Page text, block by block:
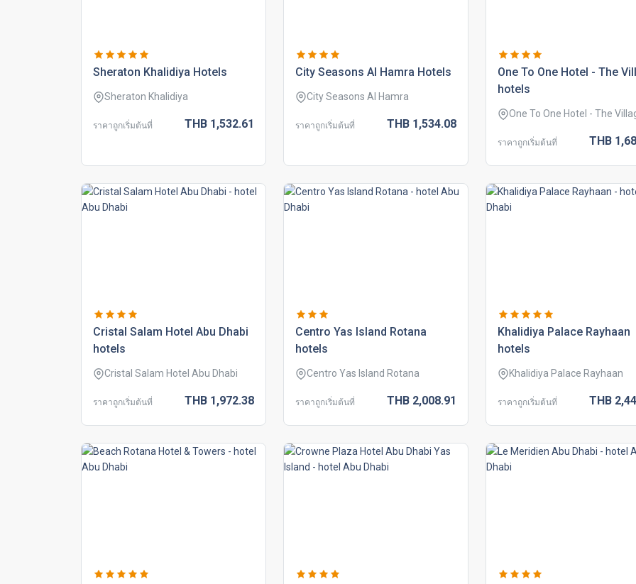
sheraton khalidiya hotels
Sheraton Khalidiya
ราคาถูกเริ่มต้นที่ THB 1,532.61
city seasons al hamra hotels
City Seasons Al Hamra
ราคาถูกเริ่มต้นที่ THB 1,534.08
one to one hotel - the
hotels
One To One Hotel - The
ราคาถูกเริ่มต้นที่ THB
cristal salam hotel abu dhabi
hotels
Cristal Salam Hotel Abu Dhabi
ราคาถูกเริ่มต้นที่ THB 1,972.38
centro yas island rotana
hotels
Centro Yas Island Rotana
ราคาถูกเริ่มต้นที่ THB 2,008.91
khalidiya palace rayhaan
hotels
Khalidiya Palace Rayhaan
ราคาถูกเริ่มต้นที่ THB